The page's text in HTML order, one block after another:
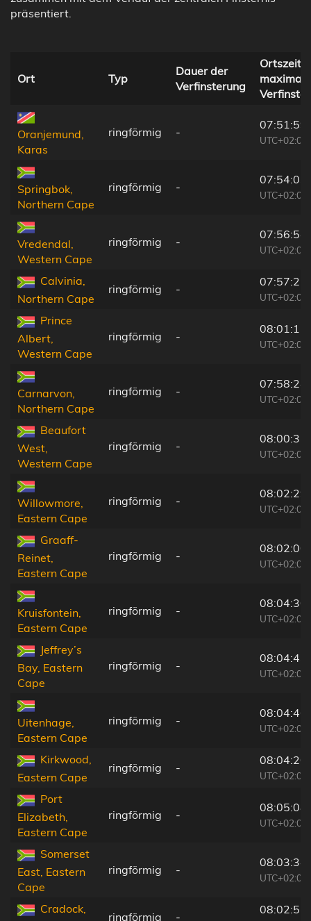
präsentiert.
Ort Typ
Dauer der
Verfinsterung
Ortszeit
Oranjemund,
Karas
ringförmig -
07:51:59
UTC+02:00
Springbok,
Northern Cape
ringförmig -
07:54:03
UTC+02:00
Vredendal,
Western Cape
ringförmig -
07:56:54
UTC+02:00
Calvinia,
Northern Cape
ringförmig -
07:57:25
UTC+02:00
Prince
Albert,
Western Cape
ringförmig -
08:01:15
UTC+02:00
Carnarvon,
Northern Cape
ringförmig -
07:58:24
UTC+02:00
Beaufort
West,
Western Cape
ringförmig -
08:00:32
UTC+02:00
Willowmore,
Eastern Cape
ringförmig -
08:02:29
UTC+02:00
Graaff-
Reinet,
Eastern Cape
ringförmig -
08:02:00
UTC+02:00
Kruisfontein,
Eastern Cape
ringförmig -
08:04:30
UTC+02:00
Jeffrey’s
Bay, Eastern
Cape
ringförmig -
08:04:43
UTC+02:00
Uitenhage,
Eastern Cape
ringförmig -
08:04:46
UTC+02:00
Kirkwood,
Eastern Cape
ringförmig -
08:04:20
UTC+02:00
Port
Elizabeth,
Eastern Cape
ringförmig -
08:05:08
UTC+02:00
Somerset
East, Eastern
Cape
ringförmig -
08:03:34
UTC+02:00
Cradock,
ringförmig -
08:02:52